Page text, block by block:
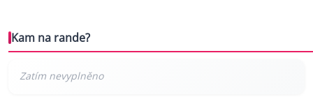
Kam na rande?